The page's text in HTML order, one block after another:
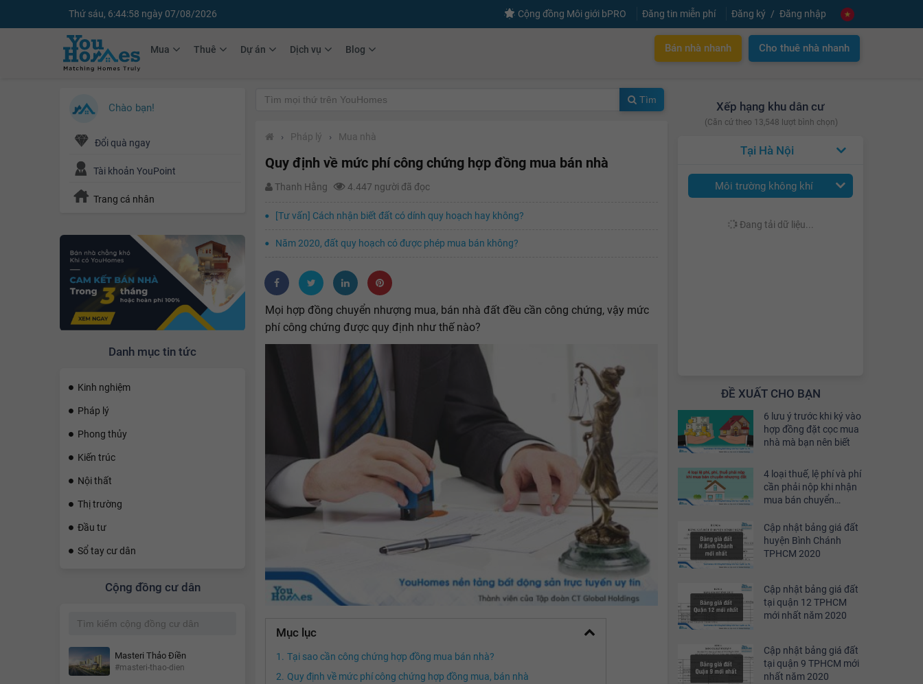
Thứ sáu, 6:45:00 ngày 07/08/2026 Cộng đồng Môi giới bPRO Đăng tin miễn phí Đăng ký Đăng nhập
Mua Thuê Dự án Dịch vụ Blog Bán nhà nhanh Cho thuê nhà nhanh
Chào bạn!
Đổi quà ngay
Tài khoản YouPoint
Trang cá nhân
Danh mục tin tức
Kinh nghiệm
Pháp lý
Phong thủy
Kiến trúc
Nội thất
Thị trường
Đầu tư
Sổ tay cư dân
Cộng đồng cư dân
Masteri Thảo Điền
#masteri-thao-dien
Xếp hạng khu dân cư
(Căn cứ theo 13,548 lượt bình chọn)
Hà Nội
Môi trường không khí
Đang tải dữ liệu...
ĐỀ XUẤT CHO BẠN
6 lưu ý trước khi ký vào
hợp đồng đặt cọc mua
nhà mà bạn nên biết
4 loại thuế, lệ phí và phí
cần phải nộp khi nhận
mua bán chuyển
Cập nhật bảng giá đất
huyện Bình Chánh
TPHCM 2020
Cập nhật bảng giá đất
tại quận 12 TPHCM
mới nhất năm 2020
Cập nhật bảng giá đất
tại quận 9 TPHCM mới
nhất năm 2020
Tìm
› Pháp lý › Mua nhà
Quy định về mức phí công chứng hợp đồng mua bán nhà
Thanh Hằng 4.447 người đã đọc
[Tư vấn] Cách nhận biết đất có dính quy hoạch hay không?
Năm 2020, đất quy hoạch có được phép mua bán không?
Mọi hợp đồng chuyển nhượng mua, bán nhà đất đều cần công chứng, vậy mức
phí công chứng được quy định như thế nào?
Mục lục
Tại sao cần công chứng hợp đồng mua bán nhà?
Quy định về mức phí công chứng hợp đồng mua, bán nhà